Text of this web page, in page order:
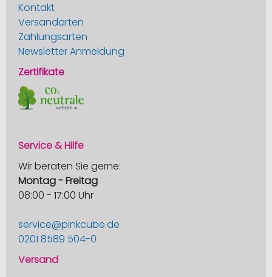
Kontakt
Versandarten
Zahlungsarten
Newsletter Anmeldung
Zertifikate
Service & Hilfe
Wir beraten Sie gerne:
Montag - Freitag
08:00 - 17:00 Uhr
service@pinkcube.de
0201 8589 504-0
Versand